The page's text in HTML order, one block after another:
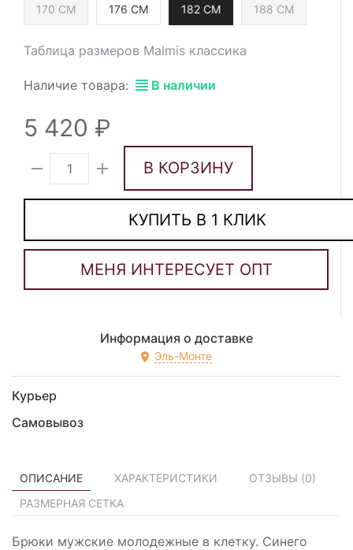
170 СМ 176 СМ 182 СМ 188 СМ
Таблица размеров Malmis классика
Наличие товара: В наличии
5 420
В КОРЗИНУ
КУПИТЬ В 1 КЛИК
Информация о доставке
Эль-Монте
Курьер
Самовывоз
ОПИСАНИЕ ХАРАКТЕРИСТИКИ ОТЗЫВЫ (0)
РАЗМЕРНАЯ СЕТКА
Брюки мужские молодежные в клетку. Синего